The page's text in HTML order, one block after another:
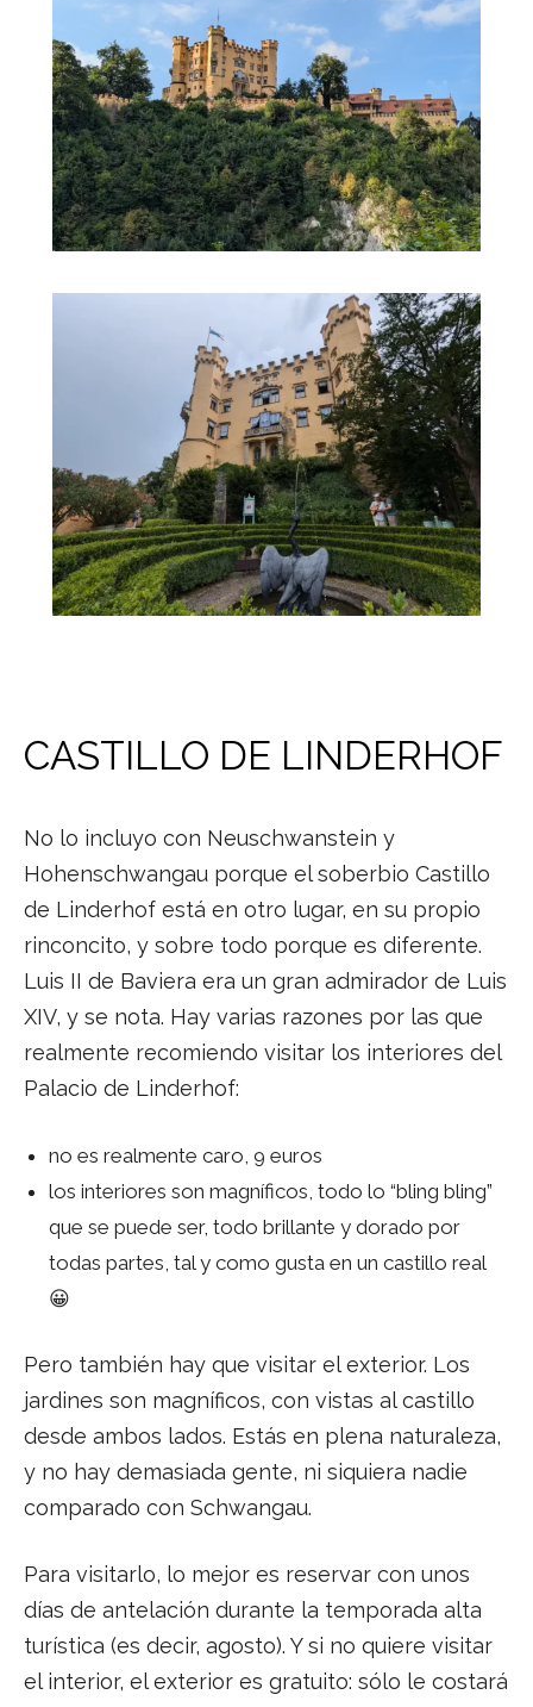
CASTILLO DE LINDERHOF
No lo incluyo con Neuschwanstein y
Hohenschwangau porque el soberbio Castillo
de Linderhof está en otro lugar, en su propio
rinconcito, y sobre todo porque es diferente.
Luis II de Baviera era un gran admirador de Luis
XIV, y se nota. Hay varias razones por las que
realmente recomiendo visitar los interiores del
Palacio de Linderhof:
no es realmente caro, 9 euros
los interiores son magníficos, todo lo “bling bling”
que se puede ser, todo brillante y dorado por
todas partes, tal y como gusta en un castillo real
😀
Pero también hay que visitar el exterior. Los
jardines son magníficos, con vistas al castillo
desde ambos lados. Estás en plena naturaleza,
y no hay demasiada gente, ni siquiera nadie
comparado con Schwangau.
Para visitarlo, lo mejor es reservar con unos
días de antelación durante la temporada alta
turística (es decir, agosto). Y si no quiere visitar
el interior, el exterior es gratuito: sólo le costará